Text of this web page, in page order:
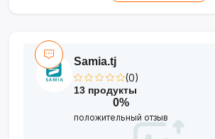
Samia.tj
(0)
13 продукты
0%
положительный отзыв